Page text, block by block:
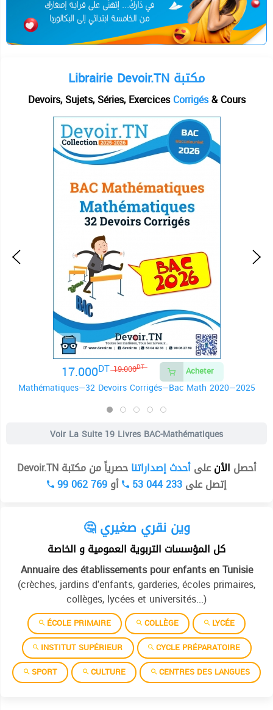
Librairie Devoir.TN مكتبة
Devoirs, Sujets, Séries, ExercicesCorrigés& Cours
19.000DT
17.000DT Acheter
Mathématiques—32 Devoirs Corrigés—Bac Math 2020—2025
Voir La Suite 19 Livres BAC-Mathématiques
أحصل الأنعلىأحدث إصداراتناحصرياً من مكتبة Devoir.TN
إتصل على53 044 233 أو99 062 769
🤔 وين نقري صغيري
كل المؤسسات التربوية العمومية و الخاصة
Annuaire des établissements pour enfants en Tunisie
(crèches, jardins d'enfants, garderies, écoles primaires,
collèges, lycées et universités...)
ÉCOLE PRIMAIRE COLLÈGE
LYCÉE
INSTITUT SUPÉRIEUR
CYCLE PRÉPARATOIRE
SPORT
CULTURE CENTRES DES LANGUES